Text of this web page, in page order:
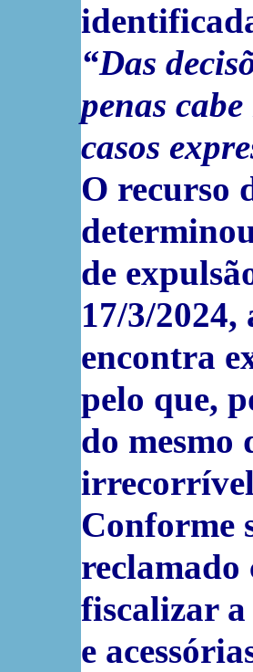
“Das
penas
casos
O recurso
de
17/3/2024,
encontra
pelo que,
do mesmo
Conforme
reclamado
fiscalizar a
e